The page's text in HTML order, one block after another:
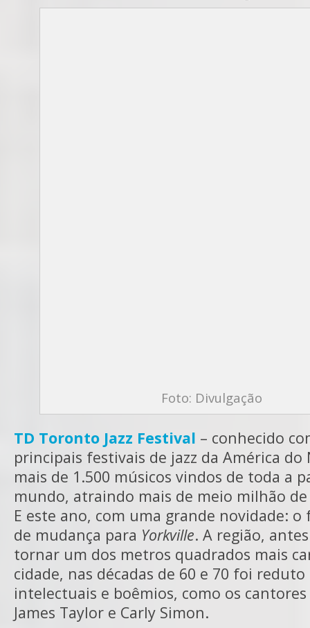
Foto: Divulgação
TD Toronto Jazz Festival – conhecido
principais festivais de jazz da América do
mais de 1.500 músicos vindos de toda a
mundo, atraindo mais de meio milhão
E este ano, com uma grande novidade: o
de mudança para Yorkville. A região,
tornar um dos metros quadrados mais
cidade, nas décadas de 60 e 70 foi
intelectuais e boêmios, como os
James Taylor e Carly Simon.